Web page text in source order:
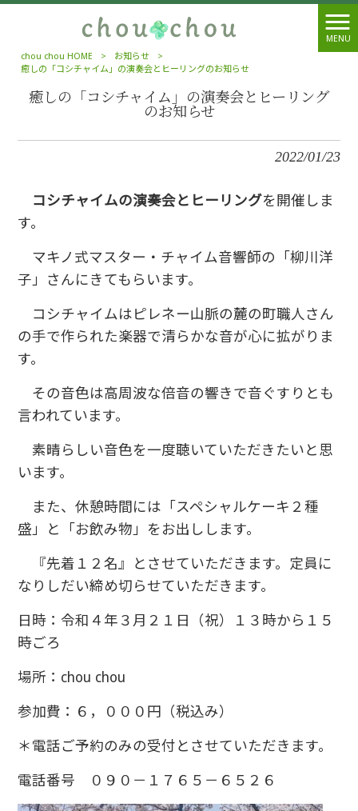
MENU
chou chou HOME
> お知らせ
>
癒しの「コシチャイム」の演奏会とヒーリングのお知らせ
癒しの「コシチャイム」の演奏会とヒーリング
のお知らせ
2022/01/23
コシチャイムの演奏会とヒーリングを開催しま
す。
マキノ式マスター・チャイム音響師の「柳川洋
子」さんにきてもらいます。
コシチャイムはピレネー山脈の麓の町職人さん
の手で作られた楽器で清らかな音が心に拡がりま
す。
その音色は高周波な倍音の響きで音ぐすりとも
言われています。
素晴らしい音色を一度聴いていただきたいと思
います。
また、休憩時間には「スペシャルケーキ２種
盛」と「お飲み物」をお出しします。
『先着１２名』とさせていただきます。定員に
なりしだい締め切らせていただきます。
日時：令和４年３月２１日（祝）１３時から１５
時ごろ
場所：chou chou
参加費：６，０００円（税込み）
＊電話ご予約のみの受付とさせていただきます。
電話番号 ０９０－１７６５－６５２６